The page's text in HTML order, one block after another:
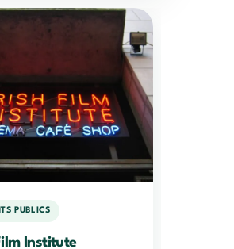
PUBLICS
Institute